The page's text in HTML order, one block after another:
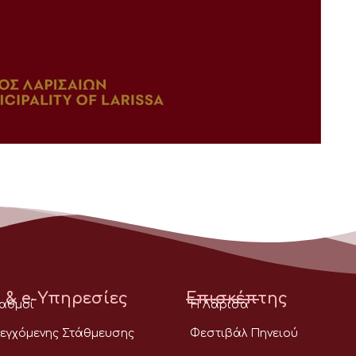
e-Υπηρεσίες
Στάθμευσης
Επισκέπτης
Η Λάρισα
Φεστιβάλ Πηνειού